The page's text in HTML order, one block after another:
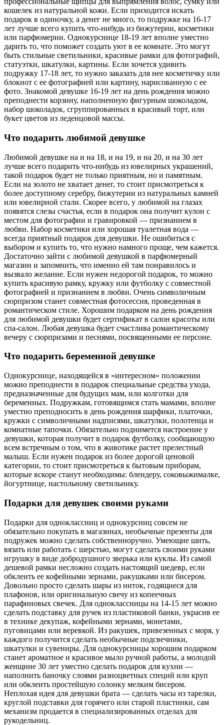
кошелек из натуральной кожи. Если приходится искать
подарок в одиночку, а денег не много, то подружке на 16-17
лет лучше всего купить что-нибудь из бижутерии, косметики
или парфюмерии. Однокурснице 18-19 лет вполне уместно
дарить то, что поможет создать уют в ее комнате. Это могут
быть стильные светильники, красивые рамки для фотографий,
статуэтки, шкатулки, картины. Если хочется удивить
подружку 17-18 лет, то нужно заказать для нее косметичку или
блокнот с ее фотографией или картину, нарисованную с ее
фото. Знакомой девушке 16-19 лет на день рождения можно
преподнести корзину, наполненную фигурным шоколадом,
набор шоколадок, сгруппированных в красивый торт, или
букет цветов из леденцовой массы.
Что подарить любимой девушке
Любимой девушке на и на 18, и на 19, и на 20, и на 30 лет
лучше всего подарить что-нибудь из ювелирных украшений,
такой подарок будет не только приятным, но и памятным.
Если на золото не хватает денег, то стоит присмотреться к
более доступному серебру, бижутерии из натуральных камней
или ювелирной стали. Скорее всего, у любимой на глазах
появятся слезы счастья, если в подарок она получит кулон с
местом для фотографии и гравировкой — признанием в
любви. Набор косметики или хорошая туалетная вода —
всегда приятный подарок для девушки. Не ошибиться с
выбором и купить то, что нужно намного проще, чем кажется.
Достаточно зайти с любимой девушкой в парфюмерный
магазин и запомнить, что именно ей там понравилось и
вызвало желание. Если нужен недорогой подарок, то можно
купить красивую рамку, кружку или футболку с совместной
фотографией и признанием в любви. Очень символичным
сюрпризом станет совместная фотосессия, проведенная в
романтическом стиле. Хорошим подарком на день рождения
для любимой девушки будет сертификат в салон красоты или
спа-салон. Любая девушка будет счастлива романтическому
вечеру с сюрпризами и песнями, посвященными ее персоне.
Что подарить беременной девушке
Однокурснице, находящейся в «интересном» положении
можно преподнести в подарок специальные средства ухода,
предназначенные для будущих мам, или колготки для
беременных. Подружкам, готовящимся стать мамами, вполне
уместно преподносить в день рождения шарфики, платочки,
кружки с символичными надписями, шкатулки, полотенца и
комнатные тапочки. Обязательно поднимется настроение у
девушки, которая получит в подарок футболку, сообщающую
всем встречным о том, что в животике растет прелестный
малыш. Если нужен подарок из более дорогой ценовой
категории, то стоит присмотреться к бытовым приборам,
которые вскоре станут необходимы: блендеру, соковыжималке,
йогуртнице, настольному светильнику.
Подарки для девушек своими руками
Подарки для одноклассниц и однокурсниц совсем не
обязательно покупать в магазинах, необычные презенты для
подружек можно сделать собственноручно. Умеющие шить,
вязать или работать с шерстью, могут сделать своими руками
игрушку в виде добродушного зверька или куклы. Из самой
дешевой рамки несложно создать настоящий шедевр, если
обклеить ее кофейными зернами, ракушками или бисером.
Довольно просто сделать шары из ниток, годящиеся для
плафонов, или оригинальную свечу из копеечных
парафиновых свечек. Для одноклассницы на 14-15 лет можно
сделать подставку для ручек из пластиковой банки, украсив ее
в технике декупаж, кофейными зернами, монетами,
пуговицами или веревкой. Из ракушек, привезенных с моря, у
каждого получится сделать необычные подсвечники,
шкатулки и сувениры. Для однокурсницы хорошим подарком
станет ароматное и красивое мыло ручной работы, а молодой
женщине 30 лет уместно сделать подарок для кухни —
наполнить баночку слоями разноцветных специй или круп
или обклеить простейшую солонку мелким бисером.
Неплохая идея для девушки брата — сделать часы из тарелки,
круглой подставки для горячего или старой пластинки, сам
механизм продается в специализированных отделах для
рукодельниц.